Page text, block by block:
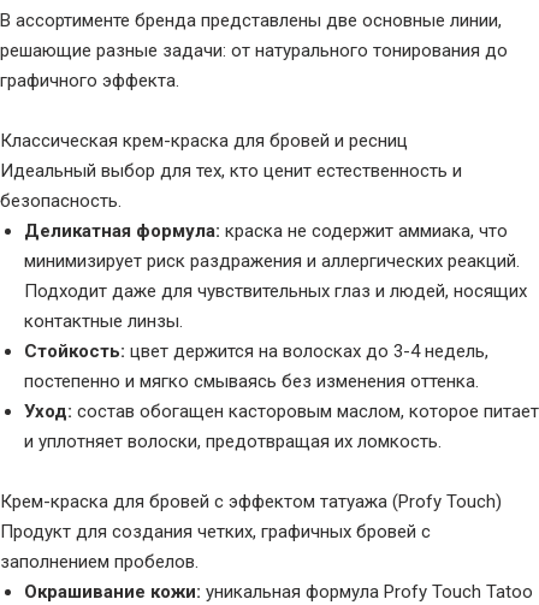
В ассортименте бренда представлены две основные линии,
решающие разные задачи: от натурального тонирования до
графичного эффекта.
Классическая крем-краска для бровей и ресниц
Идеальный выбор для тех, кто ценит естественность и
безопасность.
Деликатная формула: краска не содержит аммиака, что
минимизирует риск раздражения и аллергических реакций.
Подходит даже для чувствительных глаз и людей, носящих
контактные линзы.
Стойкость: цвет держится на волосках до 3-4 недель,
постепенно и мягко смываясь без изменения оттенка.
Уход: состав обогащен касторовым маслом, которое питает
и уплотняет волоски, предотвращая их ломкость.
Крем-краска для бровей с эффектом татуажа (Profy Touch)
Продукт для создания четких, графичных бровей с
заполнением пробелов.
Окрашивание кожи: уникальная формула Profy Touch Tatoo